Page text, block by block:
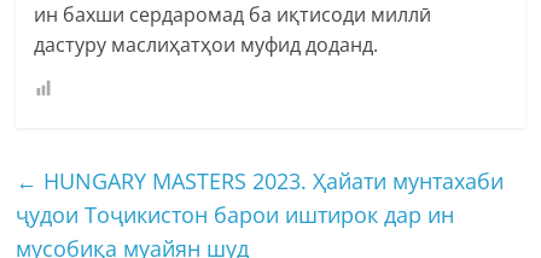
ин бахши сердаромад ба иқтисоди миллӣ
дастуру маслиҳатҳои муфид доданд.
← HUNGARY MASTERS 2023. Ҳайати мунтахаби
ҷудои Тоҷикистон барои иштирок дар ин
мусобиқа муайян шуд